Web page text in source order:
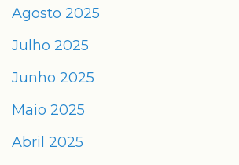
Agosto 2025
Julho 2025
Junho 2025
Maio 2025
Abril 2025